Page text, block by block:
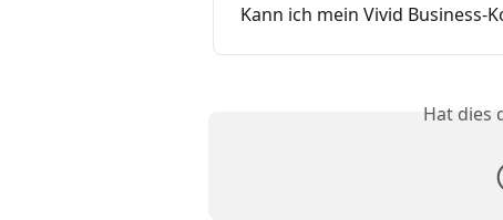
Kann ich mein Vivid
Hat dies